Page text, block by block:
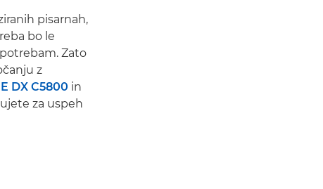
pisarnah,
bo le
Zato
z
DX C5800 in
za uspeh